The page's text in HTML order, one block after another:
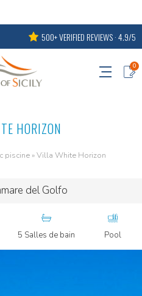
500+ VERIFIED REVIEWS · 4.9/5
0
HORIZON
piscine »Villa White Horizon
del Golfo
5 Salles de bain Pool